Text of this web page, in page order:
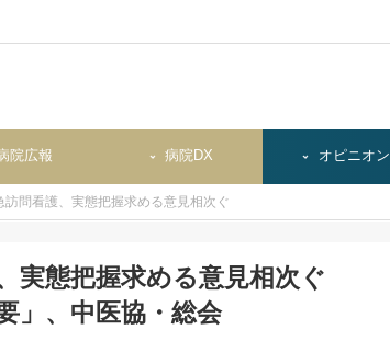
院広報 病院DX オピニオン
訪問看護、実態把握求める意見相次ぐ
実態把握求める意見相次ぐ
」、中医協・総会